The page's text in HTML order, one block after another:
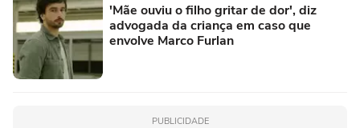
'Mãe ouviu o filho gritar de dor', diz
advogada da criança em caso que
envolve Marco Furlan
PUBLICIDADE